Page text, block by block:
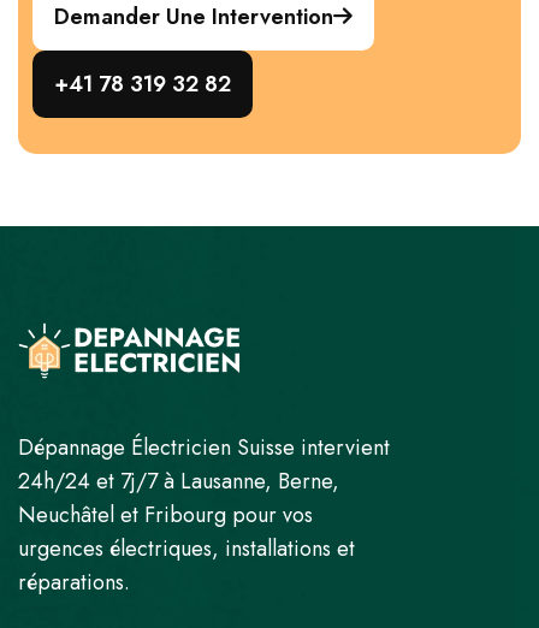
Demander Une Intervention
+41 78 319 32 82
Dépannage Électricien Suisse intervient
24h/24 et 7j/7 à Lausanne, Berne,
Neuchâtel et Fribourg pour vos
urgences électriques, installations et
réparations.